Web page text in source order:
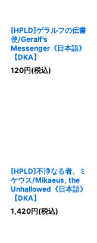
[HPLD]ゲラルフの伝書
使/Geralf's
Messenger《日本語》
【DKA】
120円(税込)
[HPLD]不浄なる者、ミ
ケウス/Mikaeus, the
Unhallowed《日本語》
【DKA】
1,420円(税込)